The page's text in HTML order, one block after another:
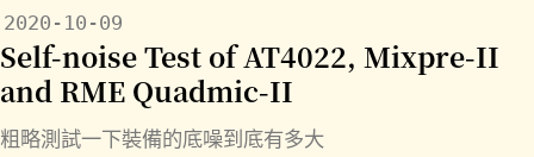
2020-10-09
Self-noise Test of AT4022, Mixpre-II
and RME Quadmic-II
粗略測試一下裝備的底噪到底有多大